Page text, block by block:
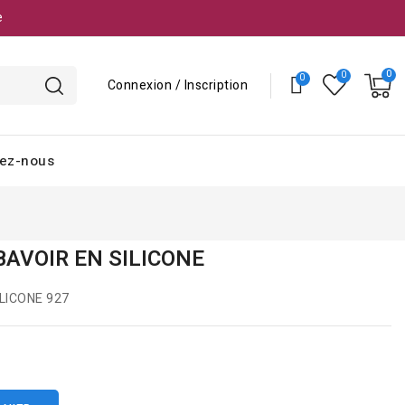
Connexion / Inscription
nous
EN SILICONE
927